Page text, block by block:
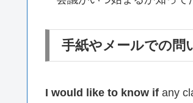
手紙やメールでの問
I would like to know if any